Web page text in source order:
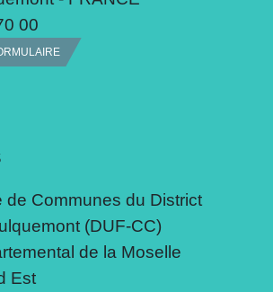
00
de Communes du District
(DUF-CC)
de la Moselle
Est